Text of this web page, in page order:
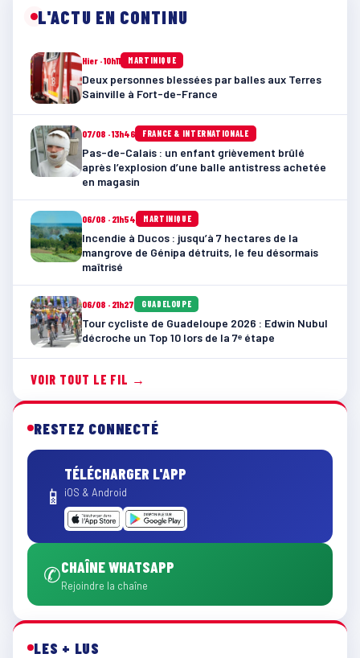
L'ACTU EN CONTINU
Hier · 10h11 MARTINIQUE
Deux personnes blessées par balles aux Terres
Sainville à Fort-de-France
07/08 · 13h46 FRANCE & INTERNATIONALE
Pas-de-Calais : un enfant grièvement brûlé
après l’explosion d’une balle antistress achetée
en magasin
06/08 · 21h54 MARTINIQUE
Incendie à Ducos : jusqu’à 7 hectares de la
mangrove de Génipa détruits, le feu désormais
maîtrisé
06/08 · 21h27 GUADELOUPE
Tour cycliste de Guadeloupe 2026 : Edwin Nubul
décroche un Top 10 lors de la 7ᵉ étape
VOIR TOUT LE FIL →
RESTEZ CONNECTÉ
📱
TÉLÉCHARGER L'APP
iOS & Android
✆CHAÎNE WHATSAPP
Rejoindre la chaîne
LES + LUS